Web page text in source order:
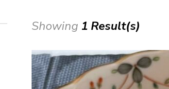
Showing 1 Result(s)